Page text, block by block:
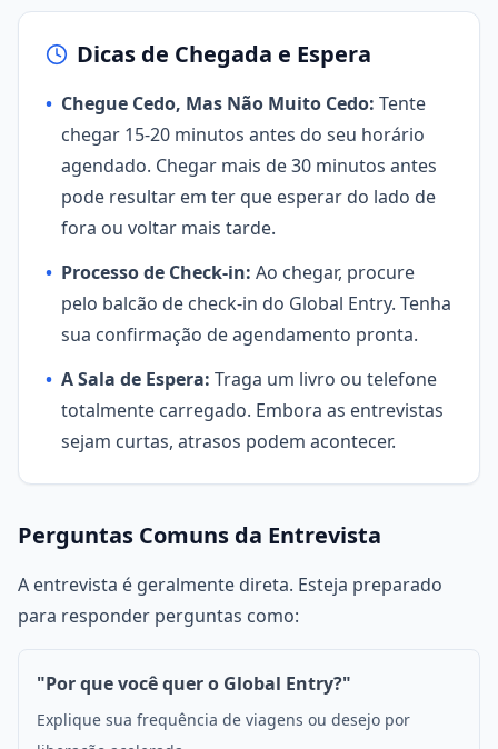
Dicas de Chegada e Espera
• Chegue Cedo, Mas Não Muito Cedo: Tente
chegar 15-20 minutos antes do seu horário
agendado. Chegar mais de 30 minutos antes
pode resultar em ter que esperar do lado de
fora ou voltar mais tarde.
• Processo de Check-in: Ao chegar, procure
pelo balcão de check-in do Global Entry. Tenha
sua confirmação de agendamento pronta.
• A Sala de Espera: Traga um livro ou telefone
totalmente carregado. Embora as entrevistas
sejam curtas, atrasos podem acontecer.
Perguntas Comuns da Entrevista
A entrevista é geralmente direta. Esteja preparado
para responder perguntas como:
"Por que você quer o Global Entry?"
Explique sua frequência de viagens ou desejo por